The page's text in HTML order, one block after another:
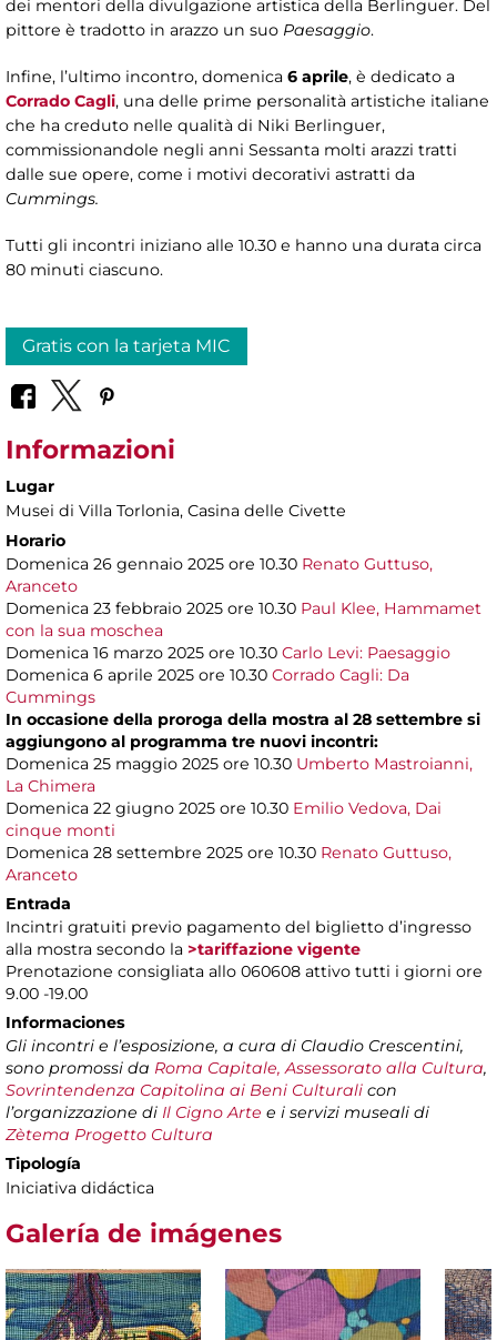
dei mentori della divulgazione artistica della Berlinguer. Del
pittore è tradotto in arazzo un suo Paesaggio.
Infine, l’ultimo incontro, domenica 6 aprile, è dedicato a
Corrado Cagli, una delle prime personalità artistiche italiane
che ha creduto nelle qualità di Niki Berlinguer,
commissionandole negli anni Sessanta molti arazzi tratti
dalle sue opere, come i motivi decorativi astratti da
Cummings.
Tutti gli incontri iniziano alle 10.30 e hanno una durata circa
80 minuti ciascuno.
Gratis con la tarjeta MIC
Informazioni
Lugar
Musei di Villa Torlonia, Casina delle Civette
Horario
Domenica 26 gennaio 2025 ore 10.30 Renato Guttuso,
Aranceto
Domenica 23 febbraio 2025 ore 10.30 Paul Klee, Hammamet
con la sua moschea
Domenica 16 marzo 2025 ore 10.30 Carlo Levi: Paesaggio
Domenica 6 aprile 2025 ore 10.30 Corrado Cagli: Da
Cummings
In occasione della proroga della mostra al 28 settembre si
aggiungono al programma tre nuovi incontri:
Domenica 25 maggio 2025 ore 10.30 Umberto Mastroianni,
La Chimera
Domenica 22 giugno 2025 ore 10.30 Emilio Vedova, Dai
cinque monti
Domenica 28 settembre 2025 ore 10.30 Renato Guttuso,
Aranceto
Entrada
Incintri gratuiti previo pagamento del biglietto d’ingresso
alla mostra secondo la >tariffazione vigente
Prenotazione consigliata allo 060608 attivo tutti i giorni ore
9.00 -19.00
Informaciones
Gli incontri e l’esposizione, a cura di Claudio Crescentini,
sono promossi da Roma Capitale, Assessorato alla Cultura,
Sovrintendenza Capitolina ai Beni Culturali con
l’organizzazione di Il Cigno Arte e i servizi museali di
Zètema Progetto Cultura
Tipología
Iniciativa didáctica
Galería de imágenes